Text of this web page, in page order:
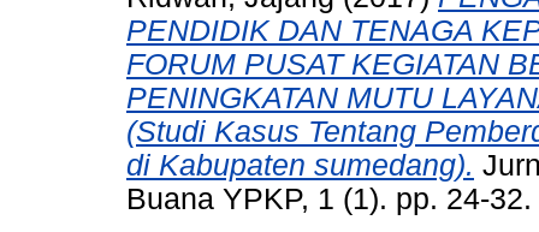
PENDIDIK DAN TENAGA
FORUM PUSAT KEGIATAN
PENINGKATAN MUTU
(Studi Kasus Tentang
di Kabupaten sumedang).
Buana YPKP, 1 (1). pp. 24-